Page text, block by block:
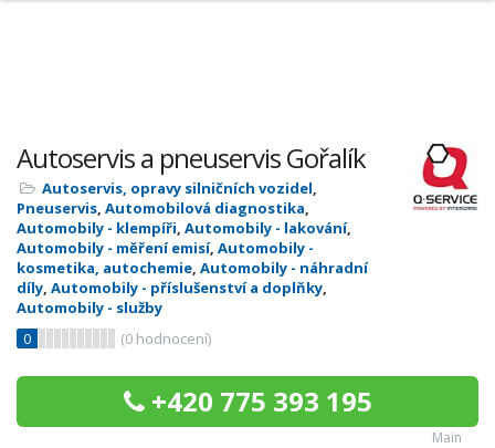
Autoservis a pneuservis Gořalík
Autoservis, opravy silničních vozidel,
Pneuservis, Automobilová diagnostika,
Automobily - klempíři, Automobily - lakování,
Automobily - měření emisí, Automobily -
kosmetika, autochemie, Automobily - náhradní
díly, Automobily - příslušenství a doplňky,
Automobily - služby
0
(0 hodnocení)
+420 775 393 195
Main